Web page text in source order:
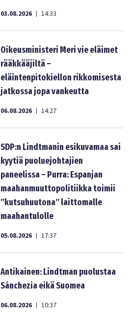
03.08.2026 | 14:33
Oikeusministeri Meri vie eläimet
rääkkääjiltä –
eläintenpitokiellon rikkomisesta
jatkossa jopa vankeutta
06.08.2026 | 14:27
SDP:n Lindtmanin esikuvamaa sai
kyytiä puoluejohtajien
paneelissa – Purra: Espanjan
maahanmuuttopolitiikka toimii
”kutsuhuutona” laittomalle
maahantulolle
05.08.2026 | 17:37
Antikainen: Lindtman puolustaa
Sánchezia eikä Suomea
06.08.2026 | 10:37